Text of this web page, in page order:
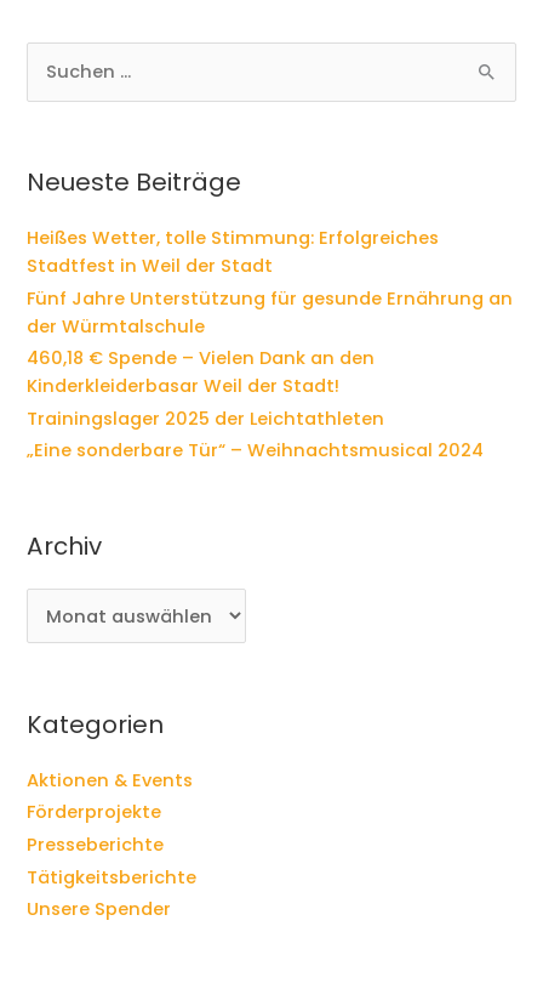
c
n
a
c
h
:
Neueste Beiträge
Heißes Wetter, tolle Stimmung: Erfolgreiches
Stadtfest in Weil der Stadt
Fünf Jahre Unterstützung für gesunde Ernährung an
der Würmtalschule
460,18 € Spende – Vielen Dank an den
Kinderkleiderbasar Weil der Stadt!
Trainingslager 2025 der Leichtathleten
„Eine sonderbare Tür“ – Weihnachtsmusical 2024
Archiv
i
vKategorien
Aktionen & Events
Förderprojekte
Presseberichte
Tätigkeitsberichte
Unsere Spender